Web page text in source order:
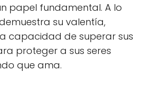
papel fundamental. A lo
su valentía,
capacidad de superar sus
proteger a sus seres
que ama.